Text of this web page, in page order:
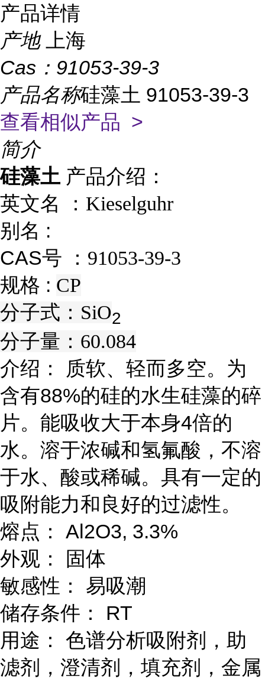
产品详情
产地
上海
Cas： 91053-39-3
产品名称硅藻土 91053-39-3
查看相似产品 >
简介
硅藻土 产品介绍：
英文名 ： Kieselguhr
别名 :
CAS号 ： 91053-39-3
规格 : CP
分子式： SiO2
分子量： 60.084
介绍： 质软、轻而多空。为
含有88%的硅的水生硅藻的碎
片。能吸收大于本身4倍的
水。溶于浓碱和氢氟酸，不溶
于水、酸或稀碱。具有一定的
吸附能力和良好的过滤性。
熔点： Al2O3, 3.3%
外观： 固体
敏感性： 易吸潮
储存条件： RT
用途： 色谱分析吸附剂，助
滤剂，澄清剂，填充剂，金属